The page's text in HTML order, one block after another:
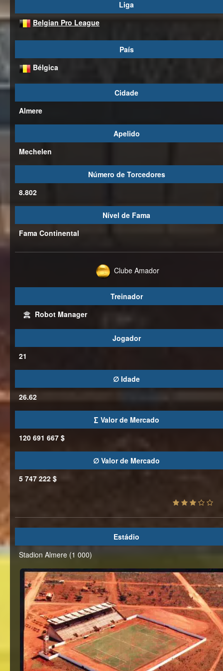
Liga
Belgian Pro League
País
Bélgica
Cidade
Almere
Apelido
Mechelen
Número de Torcedores
8.802
Nível de Fama
Fama Continental
Clube Amador
Treinador
Robot Manager
Jogador
21
∅ Idade
26.62
∑ Valor de Mercado
120 691 667 $
∅ Valor de Mercado
5 747 222 $
Estádio
Stadion Almere (1 000)